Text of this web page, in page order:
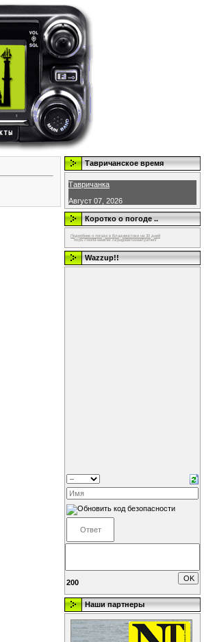
Тавричанское время
Тавричанка
Август 07, 2026
Коротко о погоде ..
Подробнее о погоде в Владивостоке на 30 дней
https://world-weather.ru/pogoda/russia/tyumen/
Wazzup!!
200
Наши партнеры